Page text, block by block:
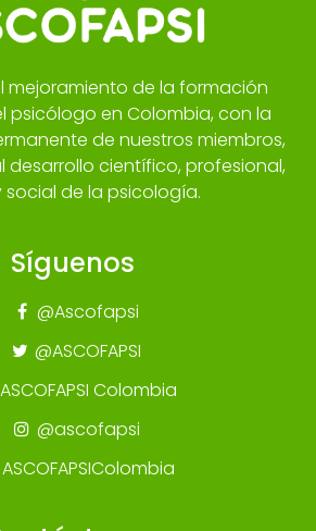
mejoramiento de la formación
psicólogo en Colombia, con la
de nuestros miembros,
desarrollo científico, profesional,
social de la psicología.
Síguenos
@Ascofapsi
@ASCOFAPSI
ASCOFAPSI Colombia
@ascofapsi
ASCOFAPSIColombia